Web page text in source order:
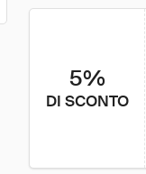
5%
DI SCONTO